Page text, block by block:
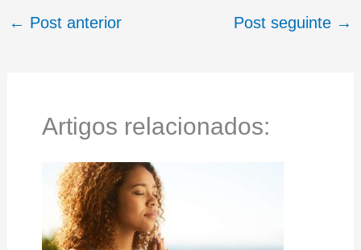
← Post anterior Post seguinte →
Artigos relacionados: